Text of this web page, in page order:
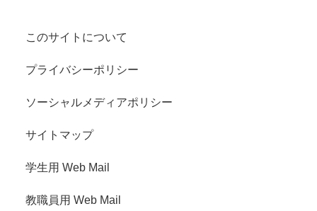
このサイトについて
プライバシーポリシー
ソーシャルメディアポリシー
サイトマップ
学生用 Web Mail
教職員用 Web Mail